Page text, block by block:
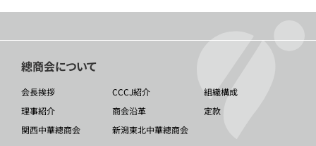
總商会について
会長挨拶 CCCJ紹介
組織構成
理事紹介
商会沿革
定款
関西中華總商会
新潟東北中華總商会